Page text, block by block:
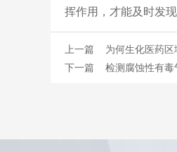
挥作用，才能及时发
上一篇 为何生化医药区
下一篇 检测腐蚀性有